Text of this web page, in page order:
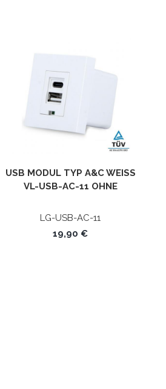
USB MODUL TYP A&C WEISS V
L-USB-AC-11 OHNE M
LG-USB-AC-11
19,90 €